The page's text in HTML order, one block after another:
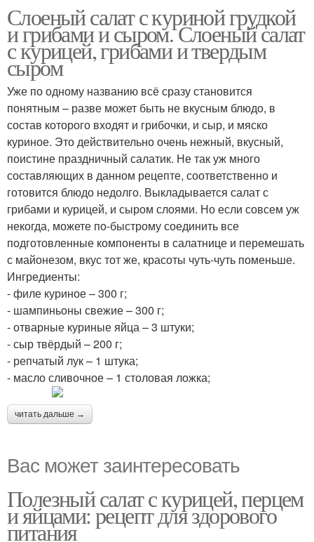
Слоеный салат с куриной грудкой
и грибами и сыром. Слоеный салат
с курицей, грибами и твердым
сыром
Уже по одному названию всё сразу становится
понятным – разве может быть не вкусным блюдо, в
состав которого входят и грибочки, и сыр, и мяско
куриное. Это действительно очень нежный, вкусный,
поистине праздничный салатик. Не так уж много
составляющих в данном рецепте, соответственно и
готовится блюдо недолго. Выкладывается салат с
грибами и курицей, и сыром слоями. Но если совсем уж
некогда, можете по-быстрому соединить все
подготовленные компоненты в салатнице и перемешать
с майонезом, вкус тот же, красоты чуть-чуть поменьше.
Ингредиенты:
- филе куриное – 300 г;
- шампиньоны свежие – 300 г;
- отварные куриные яйца – 3 штуки;
- сыр твёрдый – 200 г;
- репчатый лук – 1 штука;
- масло сливочное – 1 столовая ложка;
читать дальше →
Вас может заинтересовать
Полезный салат с курицей, перцем
и яйцами: рецепт для здорового
питания